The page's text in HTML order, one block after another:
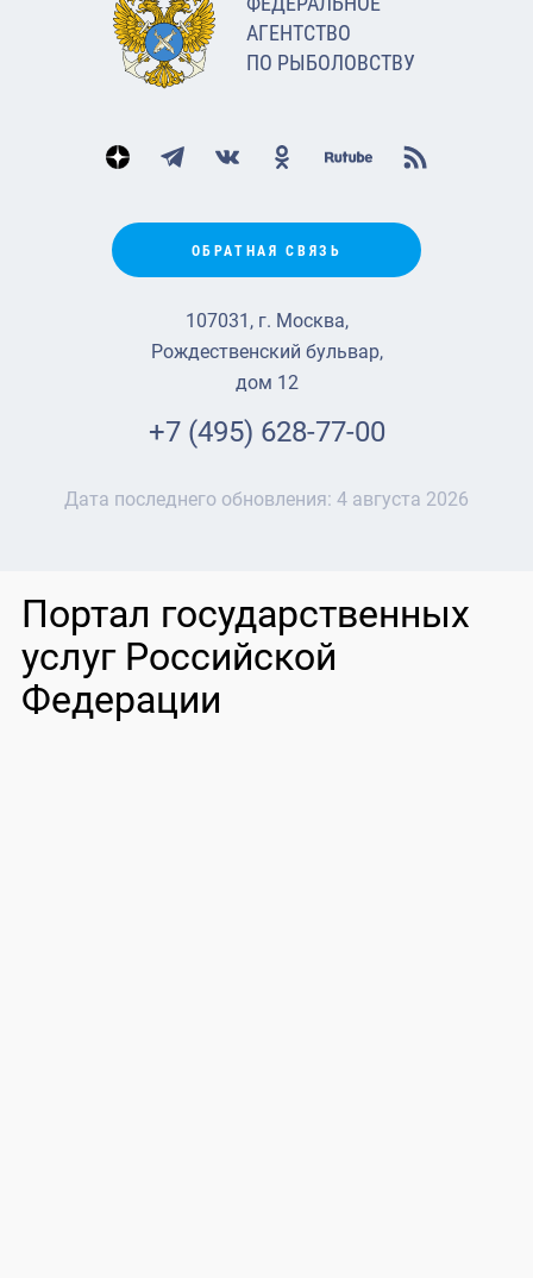
АГЕНТСТВО
ПО РЫБОЛОВСТВУ
ОБРАТНАЯ СВЯЗЬ
107031, г. Москва,
Рождественский бульвар,
дом 12
+7 (495) 628-77-00
Дата последнего обновления: 4 августа 2026
Портал государственных
услуг Российской
Федерации